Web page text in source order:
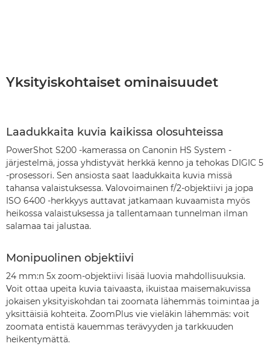
Yksityiskohtaiset ominaisuudet
Laadukkaita kuvia kaikissa olosuhteissa
PowerShot S200 -kamerassa on Canonin HS System -
järjestelmä, jossa yhdistyvät herkkä kenno ja tehokas DIGIC 5
-prosessori. Sen ansiosta saat laadukkaita kuvia missä
tahansa valaistuksessa. Valovoimainen f/2-objektiivi ja jopa
ISO 6400 -herkkyys auttavat jatkamaan kuvaamista myös
heikossa valaistuksessa ja tallentamaan tunnelman ilman
salamaa tai jalustaa.
Monipuolinen objektiivi
24 mm:n 5x zoom-objektiivi lisää luovia mahdollisuuksia.
Voit ottaa upeita kuvia taivaasta, ikuistaa maisemakuvissa
jokaisen yksityiskohdan tai zoomata lähemmäs toimintaa ja
yksittäisiä kohteita. ZoomPlus vie vieläkin lähemmäs: voit
zoomata entistä kauemmas terävyyden ja tarkkuuden
heikentymättä.